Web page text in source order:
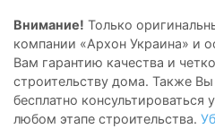
Внимание! Только
компании «Архон Украина» и
Вам гарантию качества и
строительству дома. Также
бесплатно консультироваться
любом этапе строительства.